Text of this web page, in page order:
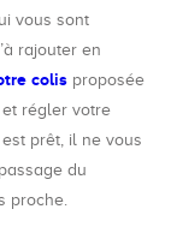
vous sont
rajouter en
colis proposée
régler votre
prêt, il ne vous
du
proche.